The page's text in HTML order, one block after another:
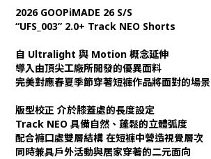
2026 GOOPiMADE 26 S/S
“UFS_003” 2.0+ Track NEO Shorts
自 Ultralight 與 Motion 概念延伸
導入由頂尖工廠所開發的優異面料
完美對應春夏季節穿著短褲作品將面對的場景
版型校正 介於膝蓋處的長度設定
Track NEO 具備自然、蓬鬆的立體弧度
配合褲口處雙層結構 在短褲中營造視覺層次
同時兼具戶外活動與居家穿著的二元面向